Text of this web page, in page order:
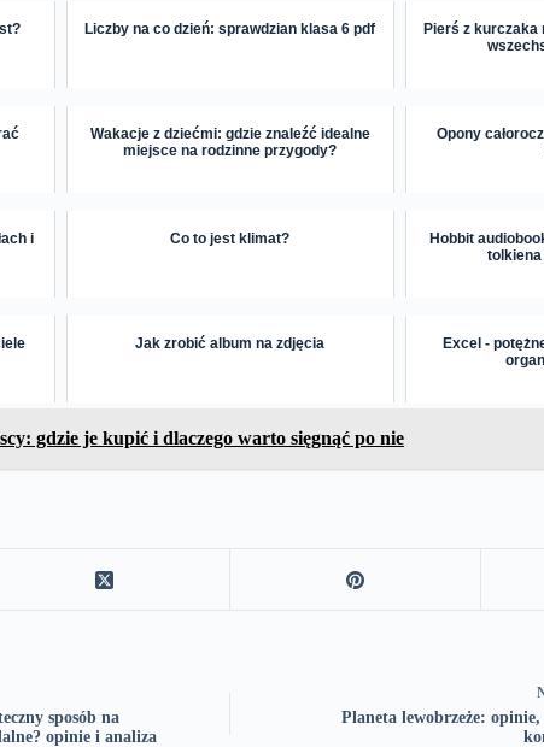
Liczby na co dzień: sprawdzian klasa 6 pdf
Pierś z kurczaka
Wakacje z dziećmi: gdzie znaleźć idealne
miejsce na rodzinne przygody?
Opony
i
Co to jest klimat?
Hobbit
tolkiena
Jak zrobić album na zdjęcia
Excel -
gdzie je kupić i dlaczego warto sięgnąć po nie
sposób na
opinie i analiza
Planeta lewobrzeże: